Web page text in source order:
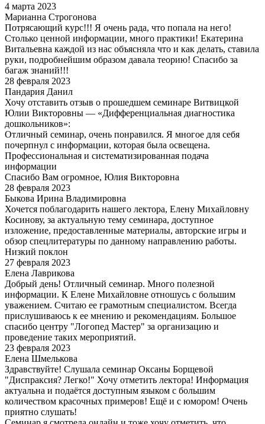
4 марта 2023
Марианна Строгонова
Потрясающий курс!!! Я очень рада, что попала на него!
Столько ценной информации, много практики! Екатерина
Витальевна каждой из нас объясняла что и как делать, ставила
руки, подробнейшим образом давала теорию! Спасибо за
багаж знаний!!!
28 февраля 2023
Пандария Данил
Хочу отставить отзыв о прошедшем семинаре Витвицкой
Юлии Викторовны — «Дифференциальная диагностика
дошкольников»:
Отличный семинар, очень понравился. Я многое для себя
почерпнул с информации, которая была освещена.
Профессиональная и систематизированная подача
информации
Спасибо Вам огромное, Юлия Викторовна
28 февраля 2023
Быкова Ирина Владимировна
Хочется поблагодарить нашего лектора, Елену Михайловну
Косинову, за актуальную тему семинара, доступное
изложение, предоставленные материалы, авторские игры и
обзор спецлитературы по данному направлению работы.
Низкий поклон
27 февраля 2023
Елена Лаврикова
Добрый день! Отличный семинар. Много полезной
информации. К Елене Михайловне отношусь с большим
уважением. Считаю ее грамотным специалистом. Всегда
прислушиваюсь к ее мнению и рекомендациям. Большое
спасибо центру "Логопед Мастер" за организацию и
проведение таких мероприятий.
23 февраля 2023
Елена Шмелькова
Здравствуйте! Слушала семинар Оксаны Борщевой
"Диспраксия? Легко!" Хочу отметить лектора! Информация
актуальна и подаётся доступным языком с большим
количеством красочных примеров! Ещё и с юмором! Очень
приятно слушать!